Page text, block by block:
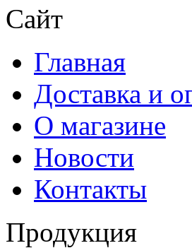
Сайт
Главная
Доставка и
О магазине
Новости
Контакты
Продукция